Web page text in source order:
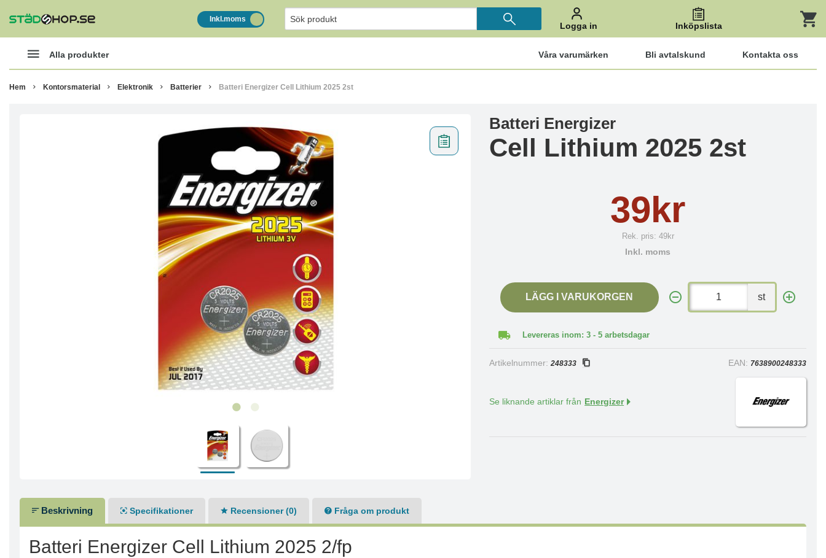
Inkl.moms
Logga in Inköpslista
Alla produkter Våra varumärken Bli avtalskund Kontakta oss
Hem Kontorsmaterial Elektronik Batterier Batteri Energizer Cell Lithium 2025 2st
Batteri Energizer
Cell Lithium 2025 2st
39kr
Rek. pris: 49kr
Inkl. moms
LÄGG I VARUKORGEN st
Levereras inom: 3 - 5 arbetsdagar
Artikelnummer:248333 EAN: 7638900248333
Se liknande artiklar från Energizer
Beskrivning Specifikationer Recensioner (0) Fråga om produkt
Batteri Energizer Cell Lithium 2025 2/fp